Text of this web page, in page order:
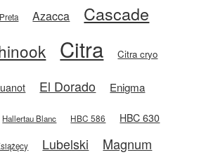
Azacca Cascade
Citra Citra cryo
El Dorado Enigma
Hallertau Blanc HBC 586 HBC 630
Lubelski
Magnum